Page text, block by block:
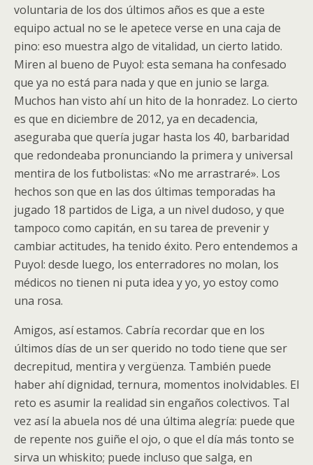
voluntaria de los dos últimos años es que a este
equipo actual no se le apetece verse en una caja de
pino: eso muestra algo de vitalidad, un cierto latido.
Miren al bueno de Puyol: esta semana ha confesado
que ya no está para nada y que en junio se larga.
Muchos han visto ahí un hito de la honradez. Lo cierto
es que en diciembre de 2012, ya en decadencia,
aseguraba que quería jugar hasta los 40, barbaridad
que redondeaba pronunciando la primera y universal
mentira de los futbolistas: «No me arrastraré». Los
hechos son que en las dos últimas temporadas ha
jugado 18 partidos de Liga, a un nivel dudoso, y que
tampoco como capitán, en su tarea de prevenir y
cambiar actitudes, ha tenido éxito. Pero entendemos a
Puyol: desde luego, los enterradores no molan, los
médicos no tienen ni puta idea y yo, yo estoy como
una rosa.
Amigos, así estamos. Cabría recordar que en los
últimos días de un ser querido no todo tiene que ser
decrepitud, mentira y vergüenza. También puede
haber ahí dignidad, ternura, momentos inolvidables. El
reto es asumir la realidad sin engaños colectivos. Tal
vez así la abuela nos dé una última alegría: puede que
de repente nos guiñe el ojo, o que el día más tonto se
sirva un whiskito; puede incluso que salga, en